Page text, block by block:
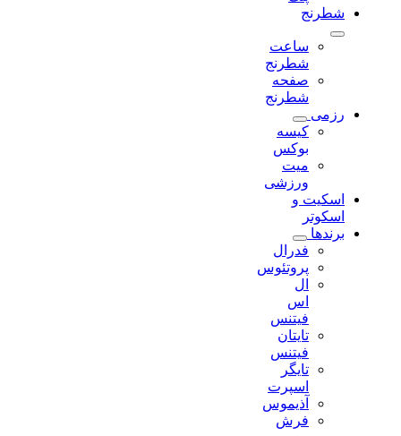
شطرنج
ساعت
شطرنج
صفحه
شطرنج
رزمی
کیسه
بوکس
میت
ورزشی
اسکیت و
اسکوتر
برندها
فدرال
پروتئوس
فیتنس
تایتان
فیتنس
تایگر
اسپرت
آذیموس
فرش